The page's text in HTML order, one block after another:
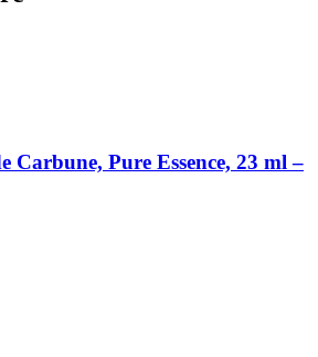
Carbune, Pure Essence, 23 ml –